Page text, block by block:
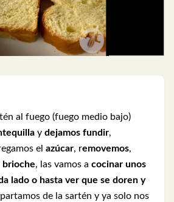
al fuego (fuego medio bajo)
y dejamos fundir,
el azúcar, removemos,
brioche, las vamos a cocinar unos
lado o hasta ver que se doren y
de la sartén y ya solo nos